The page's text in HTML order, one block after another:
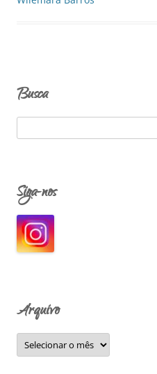
Busca
e
u
s
a
r
Siga-nos
Arquivo
A
q